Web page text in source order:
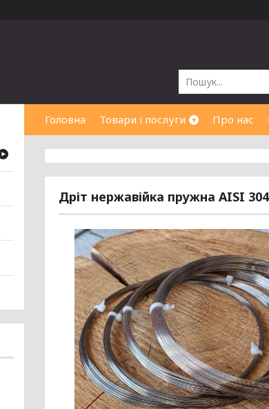
Головна Товари і послуги Про нас
Дріт нержавійка пружна AISI